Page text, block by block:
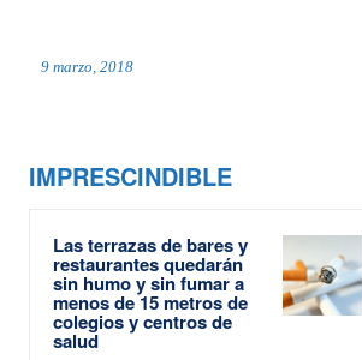
9 marzo, 2018
IMPRESCINDIBLE
Las terrazas de bares y
restaurantes quedarán
sin humo y sin fumar a
menos de 15 metros de
colegios y centros de
salud